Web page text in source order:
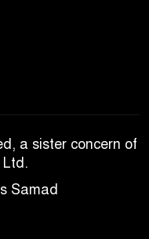
a sister concern of
Ltd.
Samad